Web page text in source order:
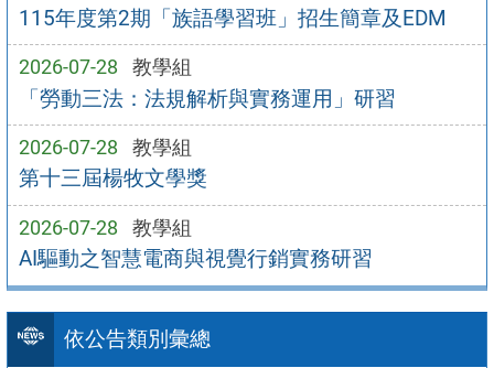
115年度第2期「族語學習班」招生簡章及EDM
2026-07-28 教學組
「勞動三法：法規解析與實務運用」研習
2026-07-28 教學組
第十三屆楊牧文學獎
2026-07-28 教學組
AI驅動之智慧電商與視覺行銷實務研習
依公告類別彙總